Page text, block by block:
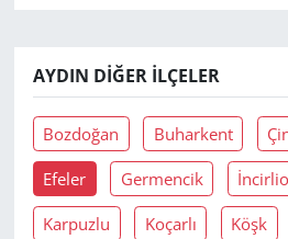
AYDIN DIĞER İLÇELER
Bozdoğan Buharkent
Efeler Germencik
Karpuzlu Koçarlı Köşk